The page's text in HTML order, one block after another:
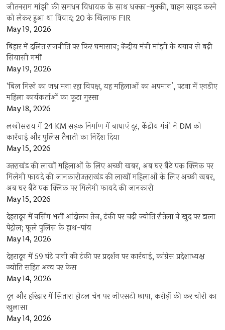
जीतनराम मांझी की समधन विधायक के साथ धक्का-मुक्की, वाहन साइड करने
को लेकर हुआ था विवाद; 20 के खिलाफ FIR
May 19, 2026
बिहार में दलित राजनीति पर फिर घमासान; केंद्रीय मंत्री मांझी के बयान से बढ़ी
सियासी गर्मी
May 19, 2026
‘बिल गिरने का जश्न मना रहा विपक्ष, यह महिलाओं का अपमान’, पटना में एनडीए
महिला कार्यकर्ताओं का फूटा गुस्सा
May 18, 2026
लखीसराय में 24 KM सड़क निर्माण में बाधाएं दूर, केंद्रीय मंत्री ने DM को
कार्रवाई और पुलिस तैनाती का निर्देश दिया
May 15, 2026
उत्तराखंड की लाखों महिलाओं के लिए अच्छी खबर, अब घर बैठे एक क्लिक पर
मिलेगी फायदे की जानकारीउत्तराखंड की लाखों महिलाओं के लिए अच्छी खबर,
अब घर बैठे एक क्लिक पर मिलेगी फायदे की जानकारी
May 15, 2026
देहरादून में नर्सिंग भर्ती आंदोलन तेज, टंकी पर चढ़ी ज्योति रौतेला ने खुद पर डाला
पेट्रोल; फूले पुलिस के हाथ-पांव
May 14, 2026
देहरादून में 59 घंटे पानी की टंकी पर प्रदर्शन पर कार्रवाई, कांग्रेस प्रदेशाध्यक्ष
ज्योति सहित अन्य पर केस
May 14, 2026
दून और हरिद्वार में सितारा होटल चेन पर जीएसटी छापा, करोड़ों की कर चोरी का
खुलासा
May 14, 2026